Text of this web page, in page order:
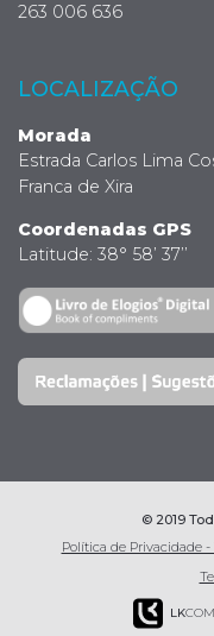
263 006 636
LOCALIZAÇÃO
Morada
Estrada Carlos Lima
Franca de Xira
Coordenadas GPS
Latitude: 38° 58’ 37’’
© 2019
Política de Privacidade -
LK